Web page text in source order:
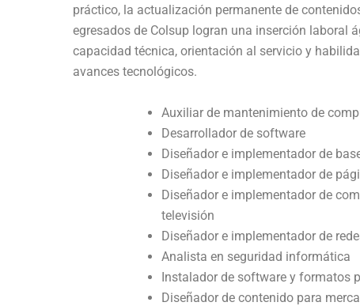
práctico, la actualización permanente de
egresados de Colsup logran una inserción laboral
capacidad técnica, orientación al servicio y
avances tecnológicos.
Auxiliar de mantenimiento de
Desarrollador de software
Diseñador e implementador de
Diseñador e implementador de
Diseñador e implementador de
televisión
Diseñador e implementador de
Analista en seguridad informática
Instalador de software y formatos
Diseñador de contenido para